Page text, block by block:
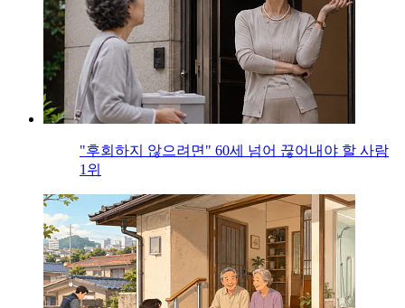
"후회하지 않으려면" 60세 넘어 끊어내야 할 사람
1위